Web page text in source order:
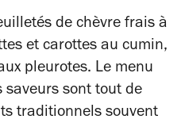
de chèvre frais à
et carottes au cumin,
pleurotes. Le menu
saveurs sont tout de
traditionnels souvent